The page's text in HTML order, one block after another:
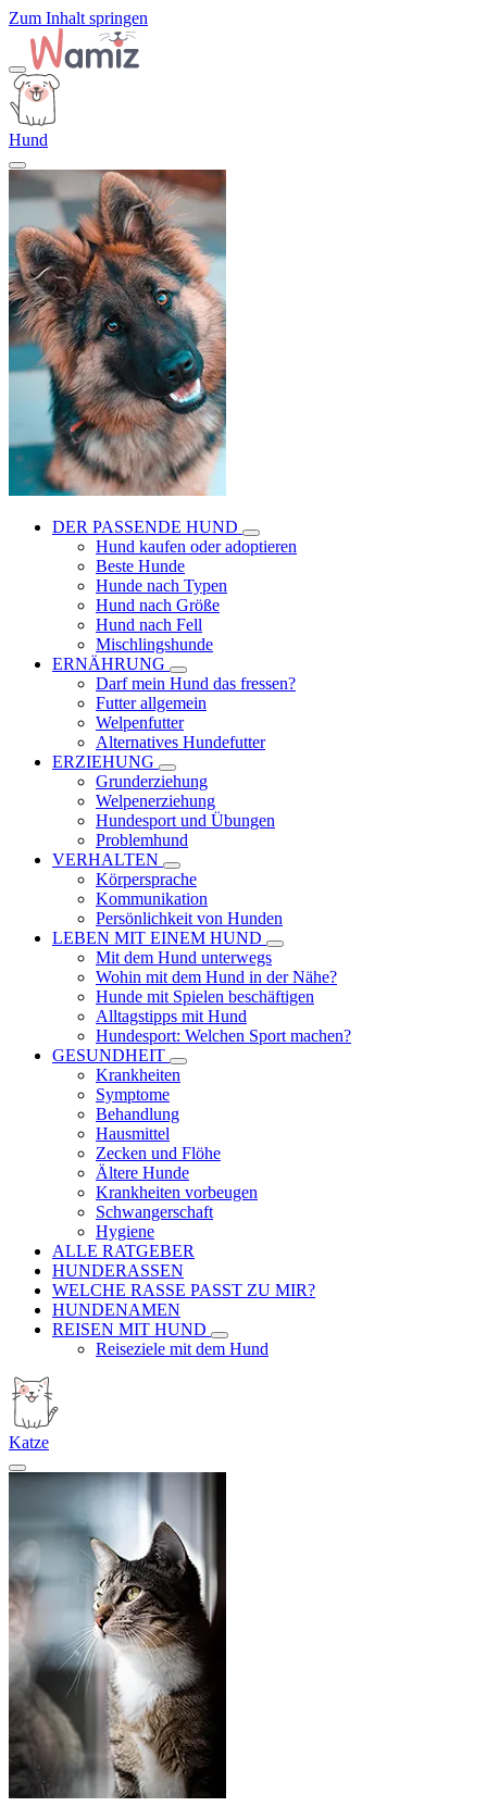
Zum Inhalt springen
Hund
DER PASSENDE HUND
Hund kaufen oder adoptieren
Beste Hunde
Hunde nach Typen
Hund nach Größe
Hund nach Fell
Mischlingshunde
ERNÄHRUNG
Darf mein Hund das fressen?
Futter allgemein
Welpenfutter
Alternatives Hundefutter
ERZIEHUNG
Grunderziehung
Welpenerziehung
Hundesport und Übungen
Problemhund
VERHALTEN
Körpersprache
Kommunikation
Persönlichkeit von Hunden
LEBEN MIT EINEM HUND
Mit dem Hund unterwegs
Wohin mit dem Hund in der Nähe?
Hunde mit Spielen beschäftigen
Alltagstipps mit Hund
Hundesport: Welchen Sport machen?
GESUNDHEIT
Krankheiten
Symptome
Behandlung
Hausmittel
Zecken und Flöhe
Ältere Hunde
Krankheiten vorbeugen
Schwangerschaft
Hygiene
ALLE RATGEBER
HUNDERASSEN
WELCHE RASSE PASST ZU MIR?
HUNDENAMEN
REISEN MIT HUND
Reiseziele mit dem Hund
Katze